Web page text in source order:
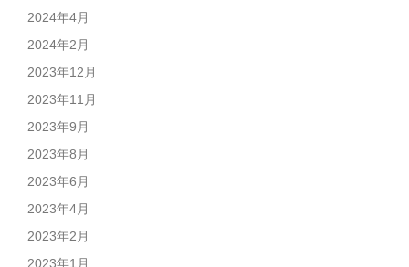
2024年4月
2024年2月
2023年12月
2023年11月
2023年9月
2023年8月
2023年6月
2023年4月
2023年2月
2023年1月